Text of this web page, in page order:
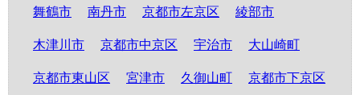
舞鶴市 南丹市 京都市左京区 綾部市
木津川市 京都市中京区 宇治市 大山崎町
京都市東山区 宮津市 久御山町 京都市下京区